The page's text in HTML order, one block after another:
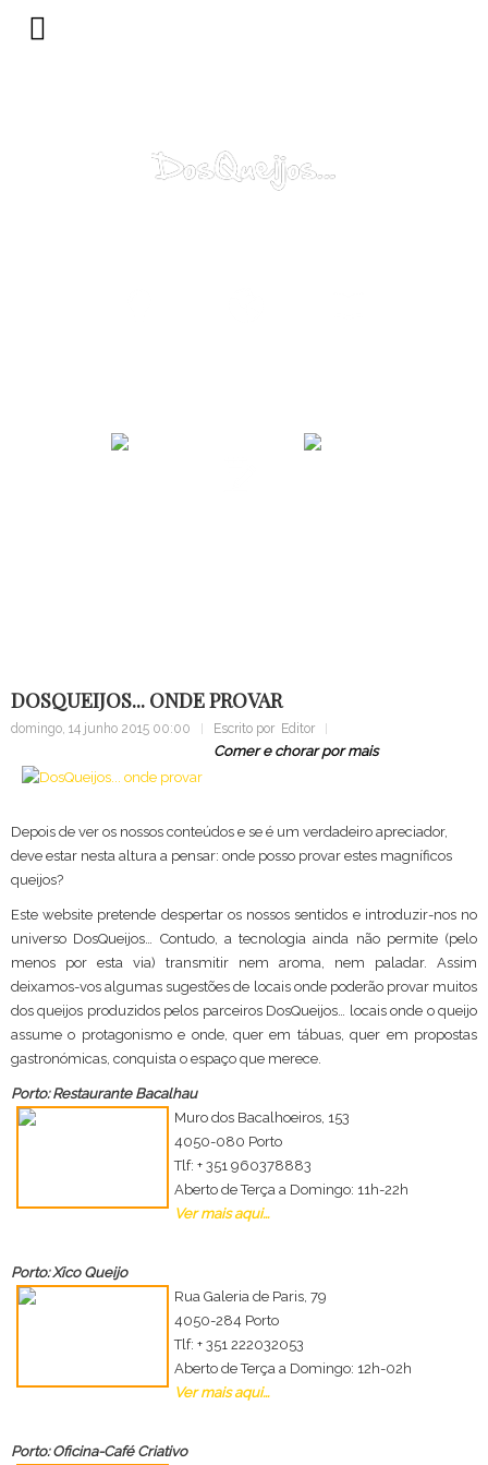
DOSQUEIJOS... ONDE PROVAR
domingo, 14 junho 2015 00:00 Escrito por Editor
Comer e chorar por mais
Depois de ver os nossos conteúdos e se é um verdadeiro apreciador,
deve estar nesta altura a pensar: onde posso provar estes magníficos
queijos?
Este website pretende despertar os nossos sentidos e introduzir-nos no
universo DosQueijos… Contudo, a tecnologia ainda não permite (pelo
menos por esta via) transmitir nem aroma, nem paladar. Assim
deixamos-vos algumas sugestões de locais onde poderão provar muitos
dos queijos produzidos pelos parceiros DosQueijos… locais onde o queijo
assume o protagonismo e onde, quer em tábuas, quer em propostas
gastronómicas, conquista o espaço que merece.
Porto: Restaurante Bacalhau
Muro dos Bacalhoeiros, 153
4050-080 Porto
Tlf: + 351 960378883
Aberto de Terça a Domingo: 11h-22h
Ver mais aqui...
Porto: Xico Queijo
Rua Galeria de Paris, 79
4050-284 Porto
Tlf: + 351 222032053
Aberto de Terça a Domingo: 12h-02h
Ver mais aqui...
Porto: Oficina-Café Criativo